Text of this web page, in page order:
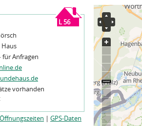
L 56
Haus
für Anfragen
vorhanden
Öffnungszeiten | GPS-Daten
Sie
sind
hier